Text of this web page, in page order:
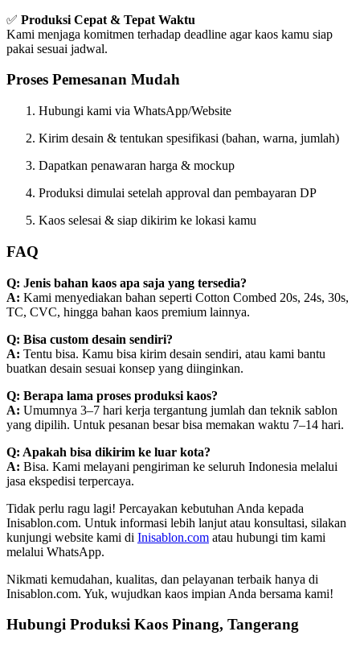
✅ Produksi Cepat & Tepat Waktu
Kami menjaga komitmen terhadap deadline agar kaos kamu siap
pakai sesuai jadwal.
Proses Pemesanan Mudah
Hubungi kami via WhatsApp/Website
Kirim desain & tentukan spesifikasi (bahan, warna, jumlah)
Dapatkan penawaran harga & mockup
Produksi dimulai setelah approval dan pembayaran DP
Kaos selesai & siap dikirim ke lokasi kamu
FAQ
Q: Jenis bahan kaos apa saja yang tersedia?
A: Kami menyediakan bahan seperti Cotton Combed 20s, 24s, 30s,
TC, CVC, hingga bahan kaos premium lainnya.
Q: Bisa custom desain sendiri?
A: Tentu bisa. Kamu bisa kirim desain sendiri, atau kami bantu
buatkan desain sesuai konsep yang diinginkan.
Q: Berapa lama proses produksi kaos?
A: Umumnya 3–7 hari kerja tergantung jumlah dan teknik sablon
yang dipilih. Untuk pesanan besar bisa memakan waktu 7–14 hari.
Q: Apakah bisa dikirim ke luar kota?
A: Bisa. Kami melayani pengiriman ke seluruh Indonesia melalui
jasa ekspedisi terpercaya.
Tidak perlu ragu lagi! Percayakan kebutuhan Anda kepada
Inisablon.com. Untuk informasi lebih lanjut atau konsultasi, silakan
kunjungi website kami di Inisablon.com atau hubungi tim kami
melalui WhatsApp.
Nikmati kemudahan, kualitas, dan pelayanan terbaik hanya di
Inisablon.com. Yuk, wujudkan kaos impian Anda bersama kami!
Hubungi Produksi Kaos Pinang, Tangerang